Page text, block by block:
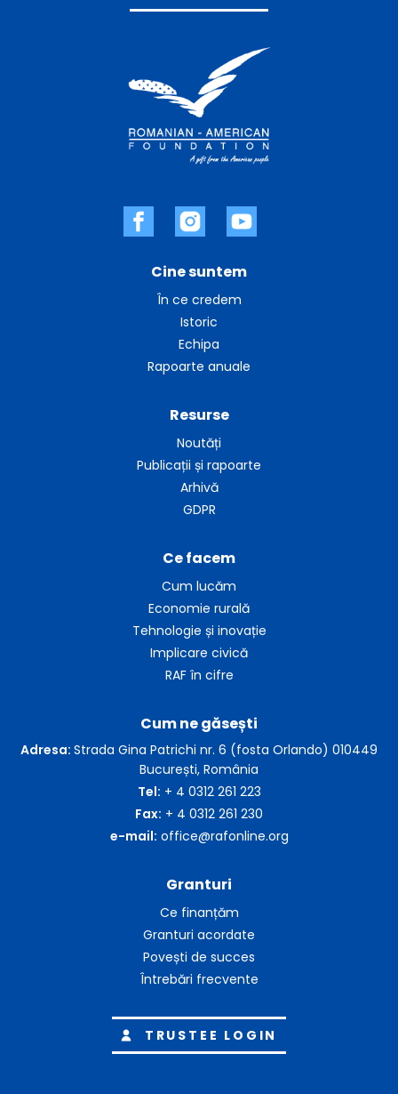
Cine suntem
În ce credem
Istoric
Echipa
Rapoarte anuale
Ce facem
Cum lucăm
Economie rurală
Tehnologie și inovație
Implicare civică
RAF în cifre
Granturi
Ce finanțăm
Granturi acordate
Povești de succes
Întrebări frecvente
Resurse
Noutăți
Publicații și rapoarte
Arhivă
GDPR
Cum ne găsești
Adresa: Strada Gina Patrichi nr. 6 (fosta Orlando) 010449
București, România
Tel: + 4 0312 261 223
Fax: + 4 0312 261 230
e-mail: office@rafonline.org
TRUSTEE LOGIN